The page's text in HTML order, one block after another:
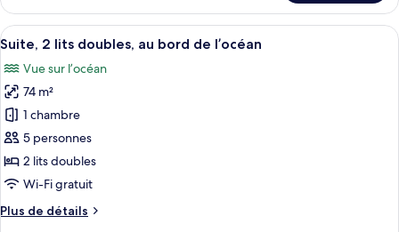
lits
doubles,
au
bord
de
l’océan
Chambre
Premier,
2
doubles,
au
bord
de
l’océan
Afficher
toutes
les
photos
pour
ce
type
de
chambre :
Suite,
Un salon moderne avec un canapé,
4
Suite, 2 lits doubles, au bord de l’océan
Vue sur l’océan
74 m²
1 chambre
5 personnes
2 lits doubles
Wi-Fi gratuit
Plus de détails
Plus